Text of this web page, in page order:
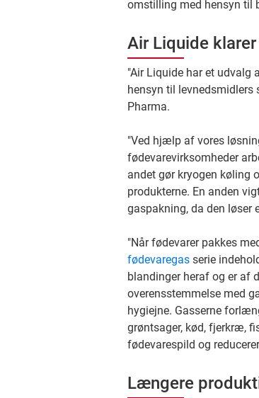
omstilling med hensyn til
Air Liquide
"Air Liquide har et udvalg
hensyn til levnedsmidlers
Pharma.
"Ved hjælp af vores
fødevarevirksomheder
andet gør kryogen køling
produkterne. En anden
gaspakning, da den løser
"Når fødevarer pakkes
fødevaregas serie
blandinger heraf og er af
overensstemmelse med
hygiejne. Gasserne
grøntsager, kød, fjerkræ,
fødevarespild og
Længere